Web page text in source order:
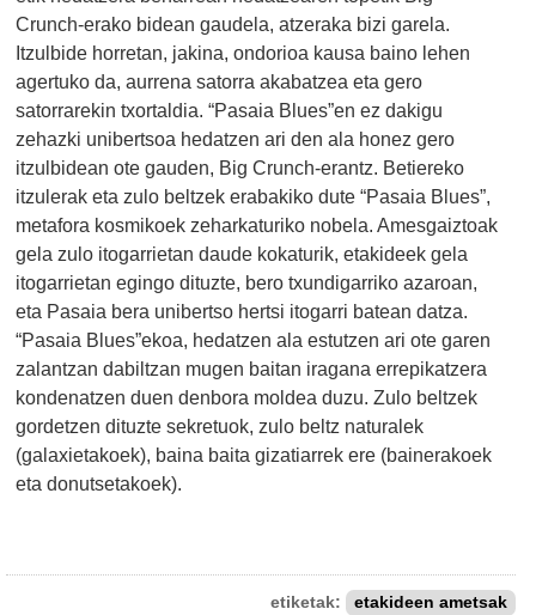
Crunch-erako bidean gaudela, atzeraka bizi garela.
Itzulbide horretan, jakina, ondorioa kausa baino lehen
agertuko da, aurrena satorra akabatzea eta gero
satorrarekin txortaldia. “Pasaia Blues”en ez dakigu
zehazki unibertsoa hedatzen ari den ala honez gero
itzulbidean ote gauden, Big Crunch-erantz. Betiereko
itzulerak eta zulo beltzek erabakiko dute “Pasaia Blues”,
metafora kosmikoek zeharkaturiko nobela. Amesgaiztoak
gela zulo itogarrietan daude kokaturik, etakideek gela
itogarrietan egingo dituzte, bero txundigarriko azaroan,
eta Pasaia bera unibertso hertsi itogarri batean datza.
“Pasaia Blues”ekoa, hedatzen ala estutzen ari ote garen
zalantzan dabiltzan mugen baitan iragana errepikatzera
kondenatzen duen denbora moldea duzu. Zulo beltzek
gordetzen dituzte sekretuok, zulo beltz naturalek
(galaxietakoek), baina baita gizatiarrek ere (bainerakoek
eta donutsetakoek).
etiketak: etakideen ametsak